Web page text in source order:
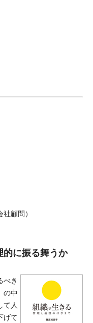
社顧問）
的に振る舞うか
べき
の中
て人
げて